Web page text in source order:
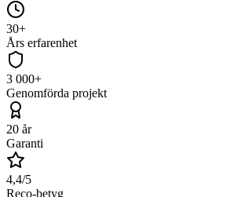
30+
Års erfarenhet
3 000+
Genomförda projekt
20 år
Garanti
4,4/5
Reco-betyg